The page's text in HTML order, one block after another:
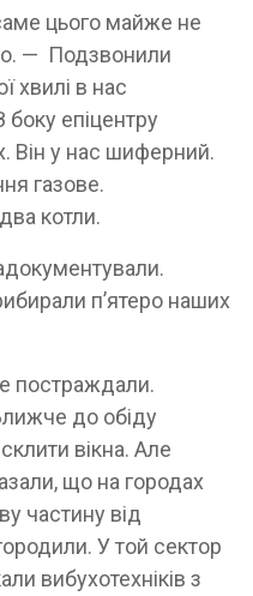
цього майже не
— Подзвонили
хвилі в нас
епіцентру
Він у нас шиферний.
газове.
котли.
п’ятеро наших
постраждали.
до обіду
вікна. Але
що на городах
частину від
У той сектор
вибухотехніків з